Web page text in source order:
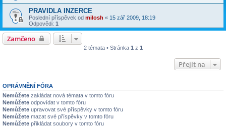
PRAVIDLA INZERCE
Poslední příspěvek od milosh « 15 zář 2009, 18:19
Odpovědi: 1
Zamčeno
2 témata • Stránka 1 z 1
Přejít na
OPRÁVNĚNÍ FÓRA
Nemůžete zakládat nová témata v tomto fóru
Nemůžete odpovídat v tomto fóru
Nemůžete upravovat své příspěvky v tomto fóru
Nemůžete mazat své příspěvky v tomto fóru
Nemůžete přikládat soubory v tomto fóru